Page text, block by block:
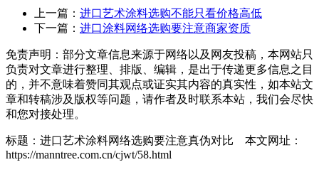
上一篇： 进口艺术涂料选购不能只看价格高低
下一篇： 进口涂料网络选购要注意商家资质
免责声明：部分文章信息来源于网络以及网友投稿，本网站只
负责对文章进行整理、排版、编辑，是出于传递更多信息之目
的，并不意味着赞同其观点或证实其内容的真实性，如本站文
章和转稿涉及版权等问题，请作者及时联系本站，我们会尽快
和您对接处理。
标题：进口艺术涂料网络选购要注意真伪对比 本文网址：
https://manntree.com.cn/cjwt/58.html